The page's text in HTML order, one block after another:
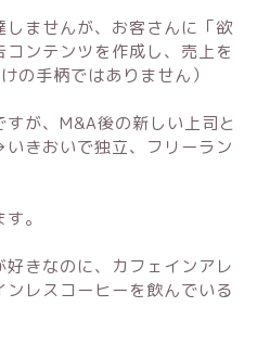
ませんが、お客さんに「欲
ンテンツを作成し、売上を
の手柄ではありません）
が、M&A後の新しい上司と
きおいで独立、フリーラン
。
きなのに、カフェインアレ
レスコーヒーを飲んでいる